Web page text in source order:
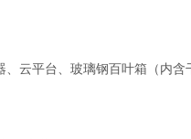
云平台、玻璃钢百叶箱（内含